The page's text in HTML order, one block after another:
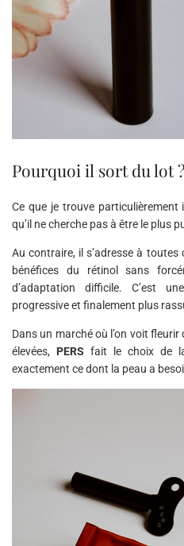
Pourquoi il sort du lot ?
Ce que je trouve particulièrement
qu’il ne cherche pas à être le plus
Au contraire, il s’adresse à
bénéfices du rétinol sans
d’adaptation difficile. C’est
progressive et finalement plus
Dans un marché où l’on voit
élevées, PERS fait le choix de
exactement ce dont la peau a